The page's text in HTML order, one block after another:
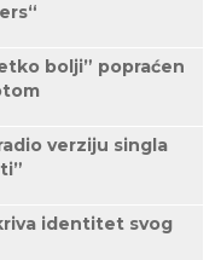
bolji” popraćen
verziju singla
identitet svog